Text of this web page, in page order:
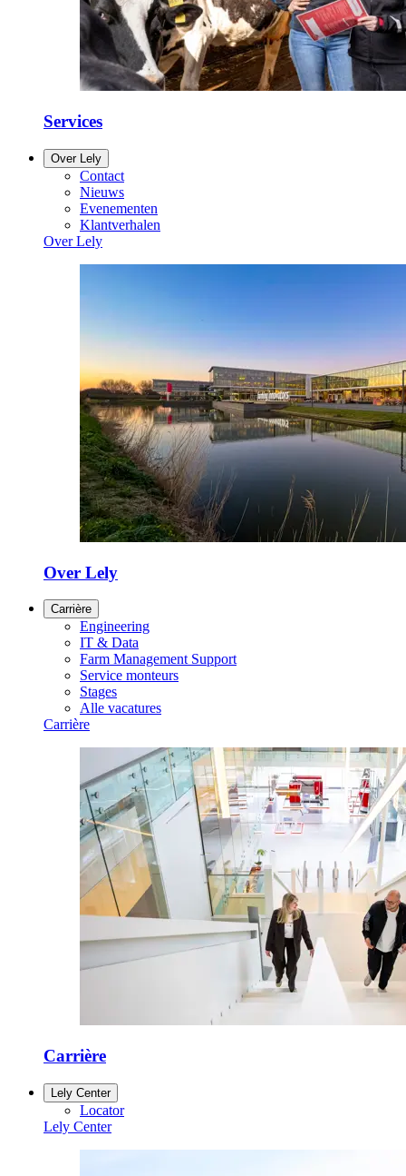
Services
Over Lely
Contact
Nieuws
Evenementen
Klantverhalen
Over Lely
Over Lely
Carrière
Engineering
IT & Data
Farm Management Support
Service monteurs
Stages
Alle vacatures
Carrière
Carrière
Lely Center
Locator
Lely Center